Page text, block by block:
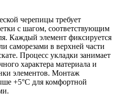
черепицы требует
с шагом, соответствующим
Каждый элемент фиксируется
саморезами в верхней части
Процесс укладки занимает
характера материала и
элементов. Монтаж
+5°С для комфортной